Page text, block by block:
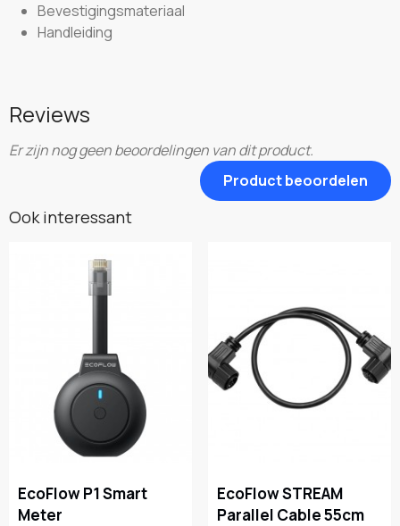
Bevestigingsmateriaal
Handleiding
Reviews
Er zijn nog geen beoordelingen van dit product.
Product beoordelen
Ook interessant
EcoFlow P1 Smart
Meter
EcoFlow STREAM
Parallel Cable 55cm